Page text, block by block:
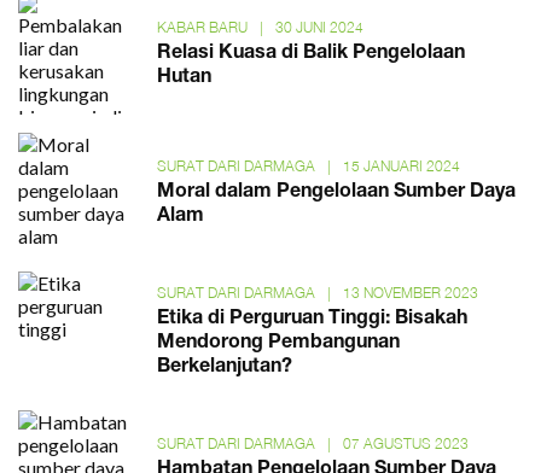
KABAR BARU | 30 JUNI 2024
Relasi Kuasa di Balik Pengelolaan
Hutan
SURAT DARI DARMAGA | 15 JANUARI 2024
Moral dalam Pengelolaan Sumber Daya
Alam
SURAT DARI DARMAGA | 13 NOVEMBER 2023
Etika di Perguruan Tinggi: Bisakah
Mendorong Pembangunan
Berkelanjutan?
SURAT DARI DARMAGA | 07 AGUSTUS 2023